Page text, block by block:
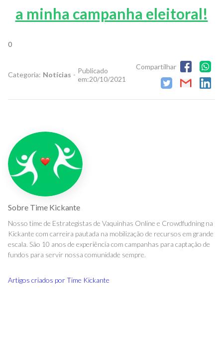
a minha campanha eleitoral!
0
Categoria: Notícias - Publicado
em:20/10/2021
Compartilhar
Sobre Time Kickante
Nosso time de Estrategistas de Vaquinhas Online e Crowdfudning na
Kickante com carreira pautada na mobilização de recursos em grande
escala. São 10 anos de experiência com campanhas para captação de
fundos para servir nossa comunidade sempre.
Artigos criados porTime Kickante